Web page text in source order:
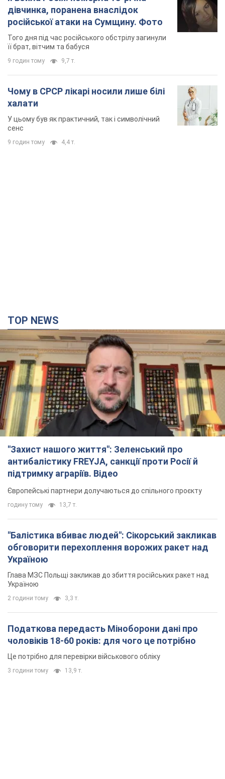
дівчинка, поранена внаслідок
російської атаки на Сумщину. Фото
Того дня під час російського обстрілу загинули
її брат, вітчим та бабуся
9 годин тому 9,7 т.
Чому в СРСР лікарі носили лише білі
халати
У цьому був як практичний, так і символічний
сенс
9 годин тому 4,4 т.
TOP NEWS
"Захист нашого життя": Зеленський про
антибалістику FREYJA, санкції проти Росії й
підтримку аграріїв. Відео
Європейські партнери долучаються до спільного проєкту
годину тому 13,7 т.
"Балістика вбиває людей": Сікорський закликав
обговорити перехоплення ворожих ракет над
Україною
Глава МЗС Польщі закликав до збиття російських ракет над
Україною
2 години тому 3,3 т.
Податкова передасть Міноборони дані про
чоловіків 18-60 років: для чого це потрібно
Це потрібно для перевірки військового обліку
3 години тому 13,9 т.